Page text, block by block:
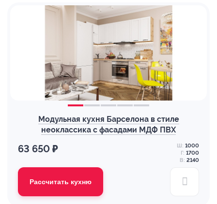
Модульная кухня Барселона в стиле
неоклассика с фасадами МДФ ПВХ
63 650 ₽ Ш: 1000
Г: 1700
В: 2140
Рассчитать кухню